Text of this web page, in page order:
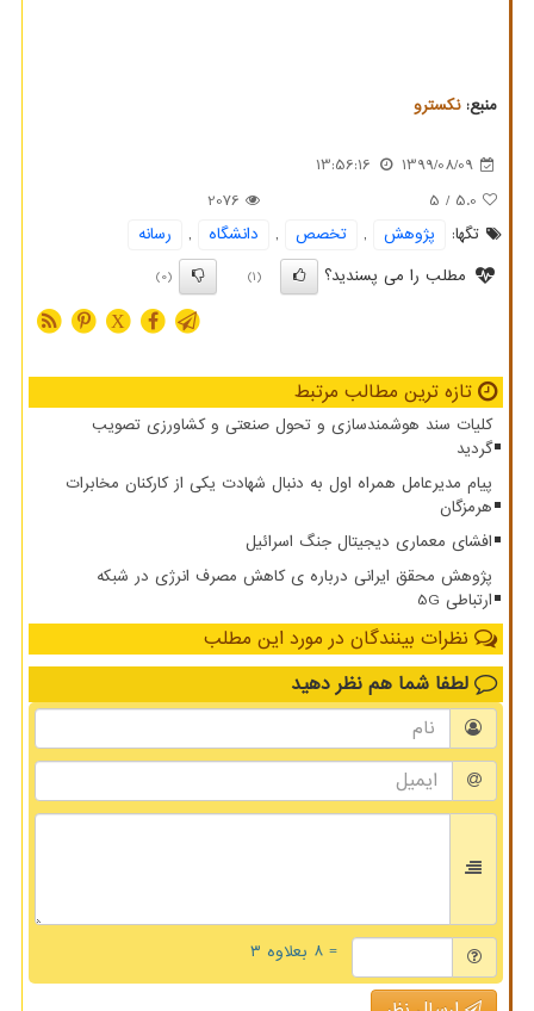
منبع:نكسترو
1399/08/09
13:56:16
5.0
/ 5
2076
تگها:
پژوهش , تخصص , دانشگاه ,
رسانه
مطلب را می پسندید؟
(1)
(0)
X
تازه ترین مطالب مرتبط
کلیات سند هوشمندسازی و تحول صنعتی و کشاورزی تصویب
گردید
پیام مدیرعامل همراه اول به دنبال شهادت یکی از کارکنان مخابرات
هرمزگان
افشای معماری دیجیتال جنگ اسرائیل
پژوهش محقق ایرانی درباره ی کاهش مصرف انرژی در شبکه
ارتباطی 5G
نظرات بینندگان در مورد این مطلب
لطفا شما هم نظر دهید
= ۸ بعلاوه ۳